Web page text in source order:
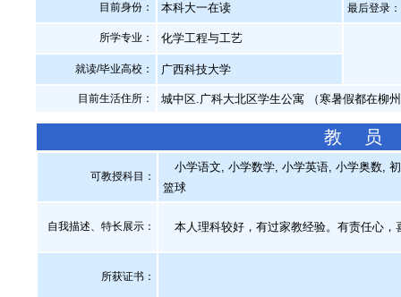
目前身份： 本科大一在读 最后登录
所学专业： 化学工程与工艺
就读/毕业高校： 广西科技大学
目前生活住所： 城中区.广科大北区学生公寓 （寒暑假都在柳
教 员
可教授科目：
小学语文, 小学数学, 小学英语, 小学奥数,
篮球
自我描述、特长展示 ： 本人理科较好，有过家教经验。有责任心，
所获证书 ：